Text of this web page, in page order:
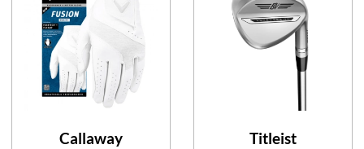
Callaway Titleist